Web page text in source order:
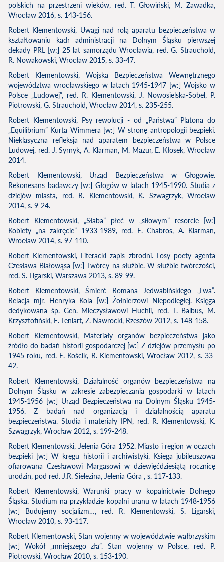
polskich na przestrzeni wieków, red. T. Głowiński, M. Zawadka,
Wrocław 2016, s. 143-156.
Robert Klementowski, Uwagi nad rolą aparatu bezpieczeństwa w
kształtowaniu kadr administracji na Dolnym Śląsku pierwszej
dekady PRL [w:] 25 lat samorządu Wrocławia, red. G. Strauchold,
R. Nowakowski, Wrocław 2015, s. 33-47.
Robert Klementowski, Wojska Bezpieczeństwa Wewnętrznego
województwa wrocławskiego w latach 1945-1947 [w:] Wojsko w
Polsce „Ludowej”, red. R. Klementowski, J. Nowosielska-Sobel, P.
Piotrowski, G. Strauchold, Wrocław 2014, s. 235-255.
Robert Klementowski, Psy rewolucji - od „Państwa” Platona do
„Equilibrium” Kurta Wimmera [w:] W stronę antropologii bezpieki.
Nieklasyczna refleksja nad aparatem bezpieczeństwa w Polsce
Ludowej, red. J. Syrnyk, A. Klarman, M. Mazur, E. Kłosek, Wrocław
2014.
Robert Klementowski, Urząd Bezpieczeństwa w Głogowie.
Rekonesans badawczy [w:] Głogów w latach 1945-1990. Studia z
dziejów miasta, red. R. Klementowski, K. Szwagrzyk, Wrocław
2014, s. 9-24.
Robert Klementowski, „Słaba” płeć w „siłowym” resorcie [w:]
Kobiety „na zakręcie” 1933-1989, red. E. Chabros, A. Klarman,
Wrocław 2014, s. 97-110.
Robert Klementowski, Literacki zapis zbrodni. Losy poety agenta
Czesława Białowąsa [w:] Twórcy na służbie. W służbie twórczości,
red. S. Ligarski, Warszawa 2013, s. 89-99.
Robert Klementowski, Śmierć Romana Jedwabińskiego „Lwa”.
Relacja mjr. Henryka Kola [w:] Żołnierzowi Niepodległej. Księga
dedykowana śp. Gen. Mieczysławowi Huchli, red. T. Balbus, M.
Krzysztofiński, E. Leniart, Z. Nawrocki, Rzeszów 2012, s. 148-158.
Robert Klementowski, Materiały organów bezpieczeństwa jako
źródło do badań historii gospodarczej [w:] Z dziejów przemysłu po
1945 roku, red. E. Kościk, R. Klementowski, Wrocław 2012, s. 33-
42.
Robert Klementowski, Działalność organów bezpieczeństwa na
Dolnym Śląsku w zakresie zabezpieczania gospodarki w latach
1945-1956 [w:] Urząd Bezpieczeństwa na Dolnym Śląsku 1945-
1956. Z badań nad organizacją i działalnością aparatu
bezpieczeństwa. Studia i materiały IPN, red. R. Klementowski, K.
Szwagrzyk, Wrocław 2012, s. 199-248.
Robert Klementowski, Jelenia Góra 1952. Miasto i region w oczach
bezpieki [w:] W kręgu historii i archiwistyki. Księga jubileuszowa
ofiarowana Czesławowi Margasowi w dziewięćdziesiątą rocznicę
urodzin, pod red. J.R. Sielezina, Jelenia Góra , s. 117-133.
Robert Klementowski, Warunki pracy w kopalnictwie Dolnego
Śląska. Studium na przykładzie kopalni uranu w latach 1948-1956
[w:] Budujemy socjalizm…, red. R. Klementowski, S. Ligarski,
Wrocław 2010, s. 93-117.
Robert Klementowski, Stan wojenny w województwie wałbrzyskim
[w:] Wokół „mniejszego zła”. Stan wojenny w Polsce, red. P.
Piotrowski, Wrocław 2010, s. 153-190.